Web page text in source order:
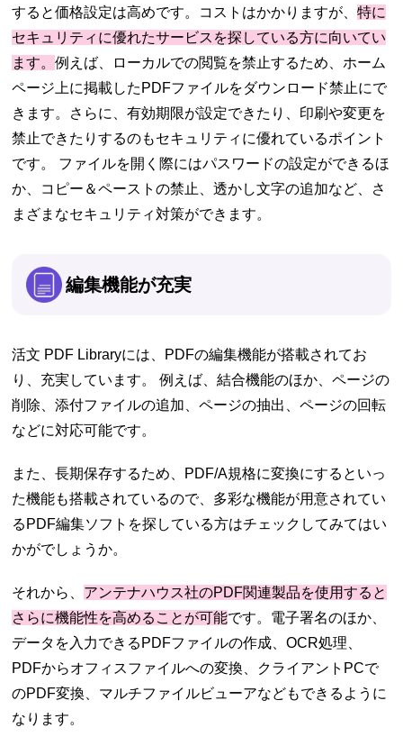
すると価格設定は高めです。コストはかかりますが、特に
セキュリティに優れたサービスを探している方に向いてい
ます。例えば、ローカルでの閲覧を禁止するため、ホーム
ページ上に掲載したPDFファイルをダウンロード禁止にで
きます。さらに、有効期限が設定できたり、印刷や変更を
禁止できたりするのもセキュリティに優れているポイント
です。 ファイルを開く際にはパスワードの設定ができるほ
か、コピー＆ペーストの禁止、透かし文字の追加など、さ
まざまなセキュリティ対策ができます。
編集機能が充実
活文 PDF Libraryには、PDFの編集機能が搭載されてお
り、充実しています。 例えば、結合機能のほか、ページの
削除、添付ファイルの追加、ページの抽出、ページの回転
などに対応可能です。
また、長期保存するため、PDF/A規格に変換にするといっ
た機能も搭載されているので、多彩な機能が用意されてい
るPDF編集ソフトを探している方はチェックしてみてはい
かがでしょうか。
それから、 アンテナハウス社のPDF関連製品を使用すると
さらに機能性を高めることが可能です。電子署名のほか、
データを入力できるPDFファイルの作成、OCR処理、
PDFからオフィスファイルへの変換、クライアントPCで
のPDF変換、マルチファイルビューアなどもできるように
なります。